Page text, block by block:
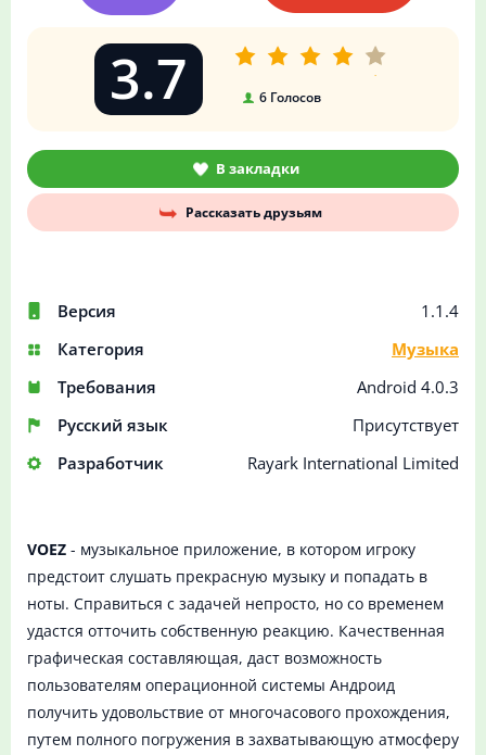
Версия
1.1.4
Категория
Музыка
Требования
Android 4.0.3
Русский язык
Присутствует
Разработчик
Rayark International Limited
3.7 6Голосов
В закладки
Рассказать друзьям
VOEZ - музыкальное приложение, в котором игроку
предстоит слушать прекрасную музыку и попадать в
ноты. Справиться с задачей непросто, но со временем
удастся отточить собственную реакцию. Качественная
графическая составляющая, даст возможность
пользователям операционной системы Андроид
получить удовольствие от многочасового прохождения,
путем полного погружения в захватывающую атмосферу